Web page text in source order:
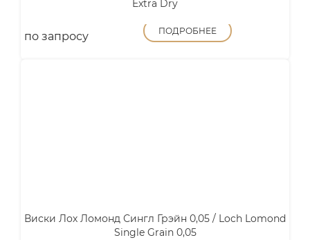
Extra Dry
по запросу ПОДРОБНЕЕ
Виски Лох Ломонд Сингл Грэйн 0,05 / Loch Lomond
Single Grain 0,05